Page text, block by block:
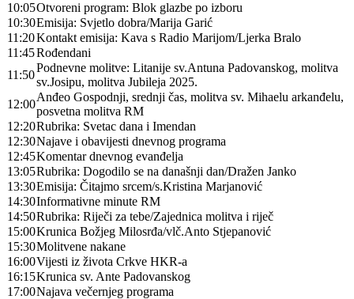
10:05Otvoreni program: Blok glazbe po izboru
10:30Emisija: Svjetlo dobra/Marija Garić
11:20Kontakt emisija: Kava s Radio Marijom/Ljerka Bralo
11:45Rođendani
11:50
Podnevne molitve: Litanije sv.Antuna Padovanskog, molitva
sv.Josipu, molitva Jubileja 2025.
12:00
Anđeo Gospodnji, srednji čas, molitva sv. Mihaelu arkanđelu,
posvetna molitva RM
12:20Rubrika: Svetac dana i Imendan
12:30Najave i obavijesti dnevnog programa
12:45Komentar dnevnog evanđelja
13:05Rubrika: Dogodilo se na današnji dan/Dražen Janko
13:30Emisija: Čitajmo srcem/s.Kristina Marjanović
14:30Informativne minute RM
14:50Rubrika: Riječi za tebe/Zajednica molitva i riječ
15:00Krunica Božjeg Milosrđa/vlč.Anto Stjepanović
15:30Molitvene nakane
16:00Vijesti iz života Crkve HKR-a
16:15Krunica sv. Ante Padovanskog
17:00Najava večernjeg programa